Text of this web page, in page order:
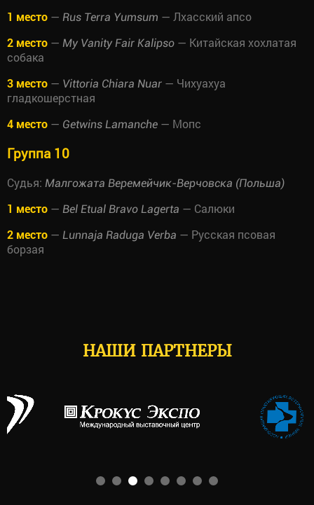
1 место — Rus Terra Yumsum — Лхасский апсо
2 место — My Vanity Fair Kalipso — Китайская хохлатая
собака
3 место — Vittoria Chiara Nuar — Чихуахуа
гладкошерстная
4 место — Getwins Lamanche — Мопс
Группа 10
Судья: Малгожата Веремейчик-Верчовска (Польша)
1 место — Bel Etual Bravo Lagerta — Салюки
2 место — Lunnaja Raduga Verba — Русская псовая
борзая
НАШИ ПАРТНЕРЫ